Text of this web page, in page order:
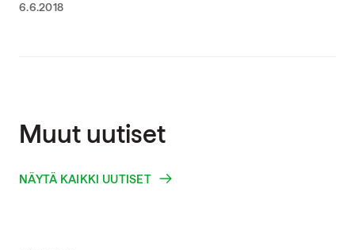
6.6.2018
Muut uutiset
NÄYTÄ KAIKKI UUTISET